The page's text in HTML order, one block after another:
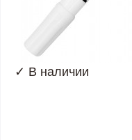
✓ В наличии